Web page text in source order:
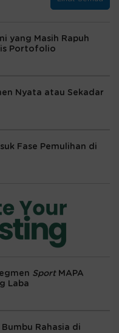
yang Masih Rapuh
Portofolio
Nyata atau Sekadar
Fase Pemulihan di
Sport MAPA
Laba
Rahasia di